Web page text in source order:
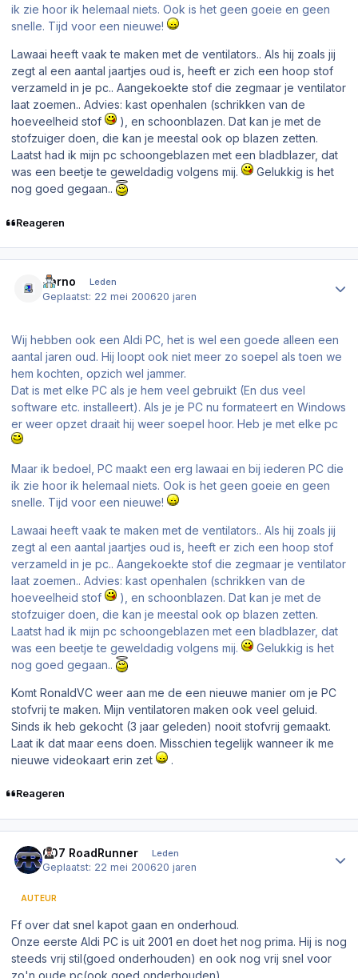
ik zie hoor ik helemaal niets. Ook is het geen goeie en geen
snelle. Tijd voor een nieuwe!
Lawaai heeft vaak te maken met de ventilators.. Als hij zoals jij
zegt al een aantal jaartjes oud is, heeft er zich een hoop stof
verzameld in je pc.. Aangekoekte stof die zegmaar je ventilator
laat zoemen.. Advies: kast openhalen (schrikken van de
hoeveelheid stof
), en schoonblazen. Dat kan je met de
stofzuiger doen, die kan je meestal ook op blazen zetten.
Laatst had ik mijn pc schoongeblazen met een bladblazer, dat
was een beetje te geweldadig volgens mij.
Gelukkig is het
nog goed gegaan..
Reageren
Jarno Leden
Geplaatst: 22 mei 200620 jaren
Wij hebben ook een Aldi PC, het is wel een goede alleen een
aantal jaren oud. Hij loopt ook niet meer zo soepel als toen we
hem kochten, opzich wel jammer.
Dat is met elke PC als je hem veel gebruikt (En dus veel
software etc. installeert). Als je je PC nu formateert en Windows
er weer opzet draait hij weer soepel hoor. Heb je met elke pc
Maar ik bedoel, PC maakt een erg lawaai en bij iederen PC die
ik zie hoor ik helemaal niets. Ook is het geen goeie en geen
snelle. Tijd voor een nieuwe!
Lawaai heeft vaak te maken met de ventilators.. Als hij zoals jij
zegt al een aantal jaartjes oud is, heeft er zich een hoop stof
verzameld in je pc.. Aangekoekte stof die zegmaar je ventilator
laat zoemen.. Advies: kast openhalen (schrikken van de
hoeveelheid stof
), en schoonblazen. Dat kan je met de
stofzuiger doen, die kan je meestal ook op blazen zetten.
Laatst had ik mijn pc schoongeblazen met een bladblazer, dat
was een beetje te geweldadig volgens mij.
Gelukkig is het
nog goed gegaan..
Komt RonaldVC weer aan me de een nieuwe manier om je PC
stofvrij te maken. Mijn ventilatoren maken ook veel geluid.
Sinds ik heb gekocht (3 jaar geleden) nooit stofvrij gemaakt.
Laat ik dat maar eens doen. Misschien tegelijk wanneer ik me
nieuwe videokaart erin zet
.
Reageren
007 RoadRunner Leden
Geplaatst: 22 mei 200620 jaren
AUTEUR
Ff over dat snel kapot gaan en onderhoud.
Onze eerste Aldi PC is uit 2001 en doet het nog prima. Hij is nog
steeds vrij stil(goed onderhouden) en ook nog vrij snel voor